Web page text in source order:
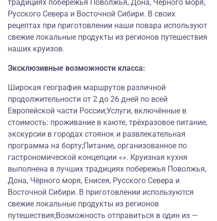
традициях побережья Поволжья, Дона, Чёрного моря,
Русского Севера и Восточной Сибири. В своих
рецептах при приготовлении наши повара используют
свежие локальные продукты из регионов путешествия
наших круизов.
Эксклюзивные возможности класса:
Широкая география маршрутов различной
продолжительности от 2 до 26 дней по всей
Европейской части России;Услуги, включённые в
стоимость: проживание в каюте, трёхразовое питание,
экскурсии в городах стоянок и развлекательная
программа на борту;Питание, организованное по
гастрономической концепции «». Круизная кухня
выполнена в лучших традициях побережья Поволжья,
Дона, Чёрного моря, Енисея, Русского Севера и
Восточной Сибири. В приготовлении используются
свежие локальные продукты из регионов
путешествия;Возможность отправиться в один из —